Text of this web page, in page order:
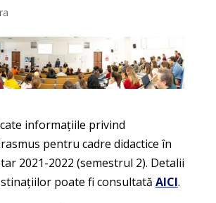
informațiile privind
pentru cadre didactice în
2021-2022 (semestrul 2). Detalii
poate fi consultată AICI.